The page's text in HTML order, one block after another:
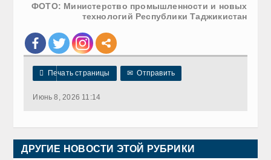
ФОТО: Министерство промышленности и новых
технологий Республики Таджикистан
 Печать страницы ✉ Отправить
Июнь 8, 2026 11:14
ДРУГИЕ НОВОСТИ ЭТОЙ РУБРИКИ